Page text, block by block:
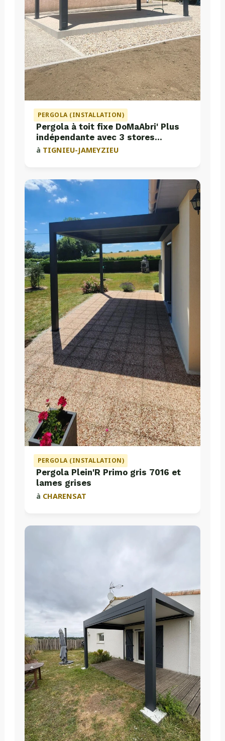
PERGOLA (INSTALLATION)
Pergola à toit fixe DoMaAbri' Plus
indépendante avec 3 stores
intégrés
à TIGNIEU-JAMEYZIEU
PERGOLA (INSTALLATION)
Pergola Plein'R Primo gris 7016 et
lames grises
à CHARENSAT